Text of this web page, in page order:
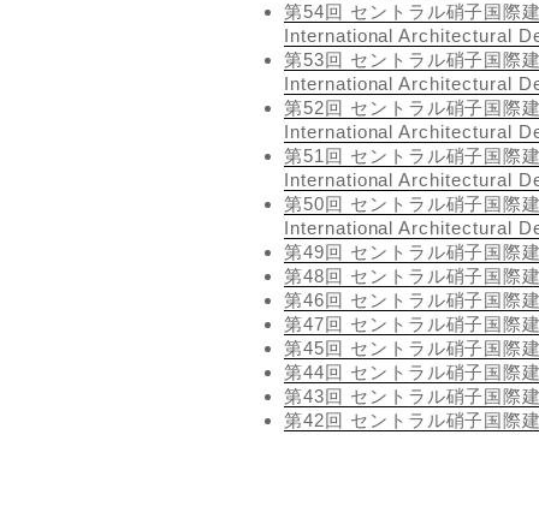
第54回 セントラル硝子国際
International Architectural
第53回 セントラル硝子国際
International Architectural
第52回 セントラル硝子国際
International Architectural
第51回 セントラル硝子国際
International Architectural
第50回 セントラル硝子国際
International Architectural
第49回 セントラル硝子国際
第48回 セントラル硝子国際
第46回 セントラル硝子国際
第47回 セントラル硝子国際
第45回 セントラル硝子国際
第44回 セントラル硝子国際
第43回 セントラル硝子国際
第42回 セントラル硝子国際